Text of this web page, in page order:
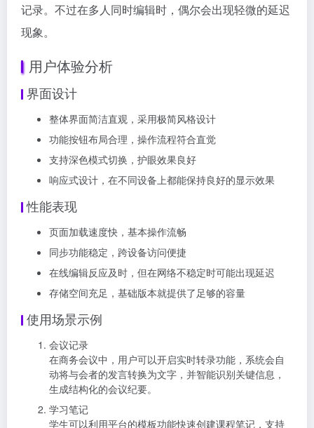
记录。不过在多人同时编辑时，偶尔会出现轻微的延迟
现象。
用户体验分析
界面设计
整体界面简洁直观，采用极简风格设计
功能按钮布局合理，操作流程符合直觉
支持深色模式切换，护眼效果良好
响应式设计，在不同设备上都能保持良好的显示效果
性能表现
页面加载速度快，基本操作流畅
同步功能稳定，跨设备访问便捷
在线编辑反应及时，但在网络不稳定时可能出现延迟
存储空间充足，基础版本就提供了足够的容量
使用场景示例
会议记录
在商务会议中，用户可以开启实时转录功能，系统会自
动将与会者的发言转换为文字，并智能识别关键信息，
生成结构化的会议纪要。
学习笔记
学生可以利用平台的模板功能快速创建课程笔记，支持